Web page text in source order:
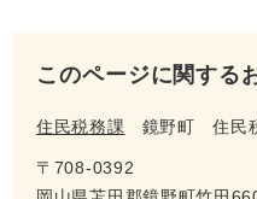
このページに関する
住民税務課 鏡野町 住民
〒708-0392